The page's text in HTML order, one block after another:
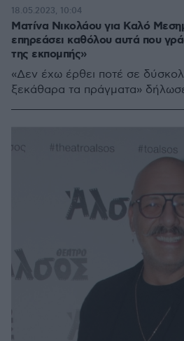
Ματίνα Νικολάου για Καλό
επηρεάσει καθόλου αυτά που
της εκπομπής»
«Δεν έχω έρθει ποτέ σε
ξεκάθαρα τα πράγματα»
18.05.2023, 10:04